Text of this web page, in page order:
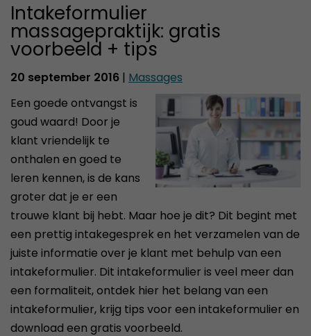
Intakeformulier
massagepraktijk: gratis
voorbeeld + tips
20 september 2016 | Massages
Een goede ontvangst is
goud waard! Door je
klant vriendelijk te
onthalen en goed te
leren kennen, is de kans
groter dat je er een
trouwe klant bij hebt. Maar hoe je dit? Dit begint met
een prettig intakegesprek en het verzamelen van de
juiste informatie over je klant met behulp van een
intakeformulier. Dit intakeformulier is veel meer dan
een formaliteit, ontdek hier het belang van een
intakeformulier, krijg tips voor een intakeformulier en
download een gratis voorbeeld.